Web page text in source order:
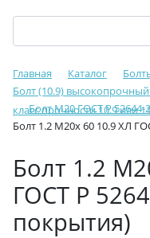
Главная Каталог
Болт (10.9)
класс прочности 10.9 или
Болт М20 ГОСТ Р 52644-
Болт 1.2 М20х 60 10.9 ХЛ
Болт 1.2
ГОСТ Р
покрытия)